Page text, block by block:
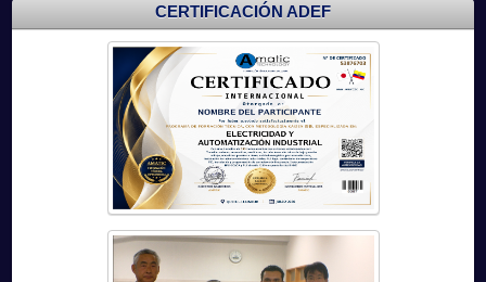
CERTIFICACIÓN ADEF